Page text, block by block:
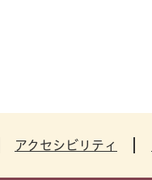
アクセシビリティ